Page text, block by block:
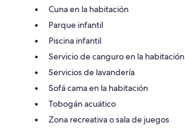
Cuna en la habitación
Parque infantil
Piscina infantil
Servicio de canguro en la habitación
Servicios de lavandería
Sofá cama en la habitación
Tobogán acuático
Zona recreativa o sala de juegos